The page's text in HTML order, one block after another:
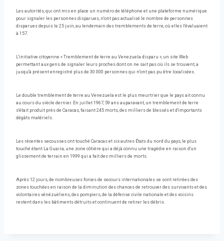
Les autorités, qui ont mis en place un numéro de téléphone et une plateforme numérique
pour signaler les personnes disparues, n'ont pas actualisé le nombre de personnes
disparues depuis le 25 juin, au lendemain des tremblements de terre, où elles l'évaluaient
à 157.
L'initiative citoyenne « Tremblement de terre au Venezuela disparu », un site Web
permettant aux gens de signaler leurs proches dont on ne sait pas où ils se trouvent, a
jusqu'à présent enregistré plus de 30 000 personnes qui n'ont pas pu être localisées.
Le double tremblement de terre au Venezuela est le plus meurtrier que le pays ait connu
au cours du siècle dernier. En juillet 1967, 59 ans auparavant, un tremblement de terre
s'était produit près de Caracas, faisant 245 morts, des milliers de blessés et d'importants
dégâts matériels.
Les récentes secousses ont touché Caracas et six autres États du nord du pays, le plus
touché étant La Guaira, une zone côtière qui a déjà connu une tragédie en raison d'un
glissement de terrain en 1999 qui a fait des milliers de morts.
Après 12 jours, de nombreuses forces de secours internationales se sont retirées des
zones touchées en raison de la diminution des chances de retrouver des survivants et des
volontaires vénézuéliens, des pompiers, de la défense civile nationale et des voisins
restent dans les bâtiments détruits et continuent de retirer les débris.